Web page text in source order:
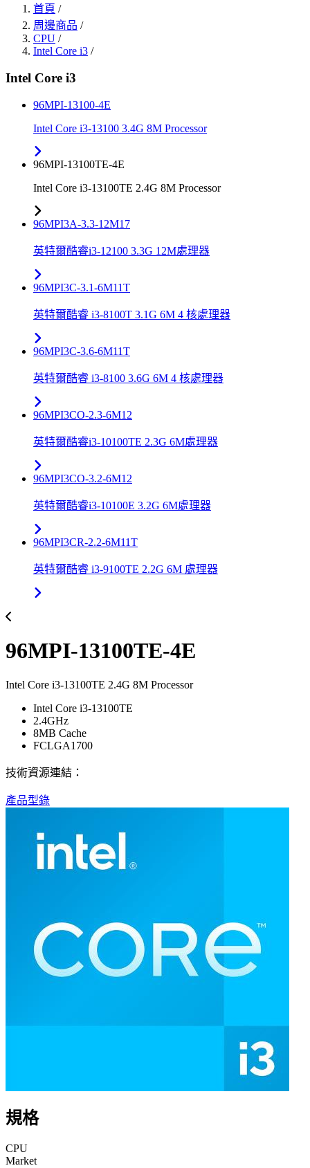
首頁 /
周邊商品 /
CPU /
Intel Core i3 /
Intel Core i3
96MPI-13100-4E
Intel Core i3-13100 3.4G 8M Processor
96MPI-13100TE-4E
Intel Core i3-13100TE 2.4G 8M Processor
96MPI3A-3.3-12M17
英特爾酷睿i3-12100 3.3G 12M處理器
96MPI3C-3.1-6M11T
英特爾酷睿 i3-8100T 3.1G 6M 4 核處理器
96MPI3C-3.6-6M11T
英特爾酷睿 i3-8100 3.6G 6M 4 核處理器
96MPI3CO-2.3-6M12
英特爾酷睿i3-10100TE 2.3G 6M處理器
96MPI3CO-3.2-6M12
英特爾酷睿i3-10100E 3.2G 6M處理器
96MPI3CR-2.2-6M11T
英特爾酷睿 i3-9100TE 2.2G 6M 處理器
96MPI-13100TE-4E
Intel Core i3-13100TE 2.4G 8M Processor
Intel Core i3-13100TE
2.4GHz
8MB Cache
FCLGA1700
技術資源連結：
產品型錄
規格
CPU
Market